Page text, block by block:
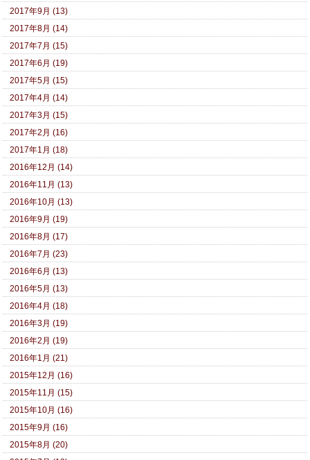
2017年9月 (13)
2017年8月 (14)
2017年7月 (15)
2017年6月 (19)
2017年5月 (15)
2017年4月 (14)
2017年3月 (15)
2017年2月 (16)
2017年1月 (18)
2016年12月 (14)
2016年11月 (13)
2016年10月 (13)
2016年9月 (19)
2016年8月 (17)
2016年7月 (23)
2016年6月 (13)
2016年5月 (13)
2016年4月 (18)
2016年3月 (19)
2016年2月 (19)
2016年1月 (21)
2015年12月 (16)
2015年11月 (15)
2015年10月 (16)
2015年9月 (16)
2015年8月 (20)